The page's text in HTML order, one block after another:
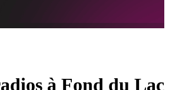
à Fond du Lac